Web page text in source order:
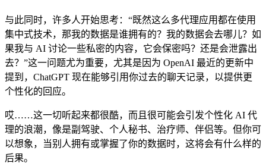
与此同时，许多人开始思考：“既然这么多代理应用都在使用
集中式技术，那我的数据是谁拥有的？我的数据会去哪儿？如
果我与 AI 讨论一些私密的内容，它会保密吗？还是会泄露出
去？”这一问题尤为重要，尤其是因为 OpenAI 最近的更新中
提到，ChatGPT 现在能够引用你过去的聊天记录，以提供更
个性化的回应。
哎……这一切听起来都很酷，而且很可能会引发个性化 AI 代
理的浪潮，像是副驾驶、个人秘书、治疗师、伴侣等。但你可
以想象，当别人拥有或掌握了你的数据时，这将会有什么样的
后果。